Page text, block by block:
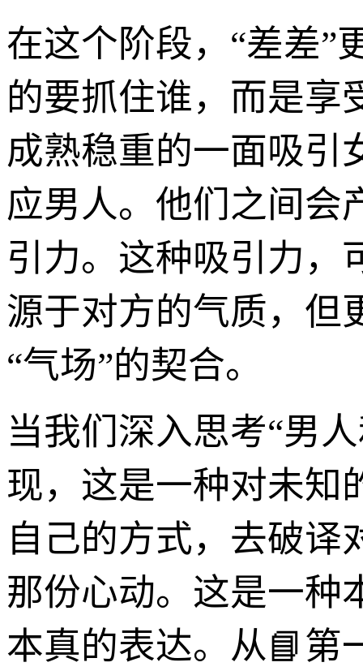
在这个阶段，“差差”
的要抓住谁，而是享
成熟稳重的一面吸引
应男人。他们之间会
引力。这种吸引力，
源于对方的气质，但
“气场”的契合。
当我们深入思考“男
现，这是一种对未知
自己的方式，去破译
那份心动。这是一种
本真的表达。从📘第